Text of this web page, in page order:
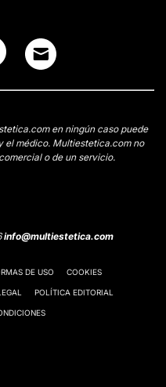
en ningún caso puede
el médico. Multiestetica.com no
o de un servicio.
info@multiestetica.com
DE USO COOKIES
POLÍTICA EDITORIAL